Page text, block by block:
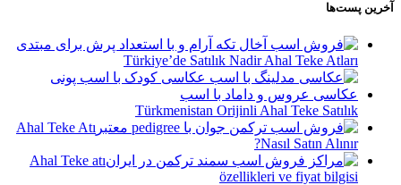
آخرین پست‌ها
Türkiye’de Satılık Nadir Ahal Teke Atları
Türkmenistan Orijinli Ahal Teke Satılık
Ahal Teke Atı
Nasıl Satın Alınır?
Ahal Teke atı
özellikleri ve fiyat bilgisi